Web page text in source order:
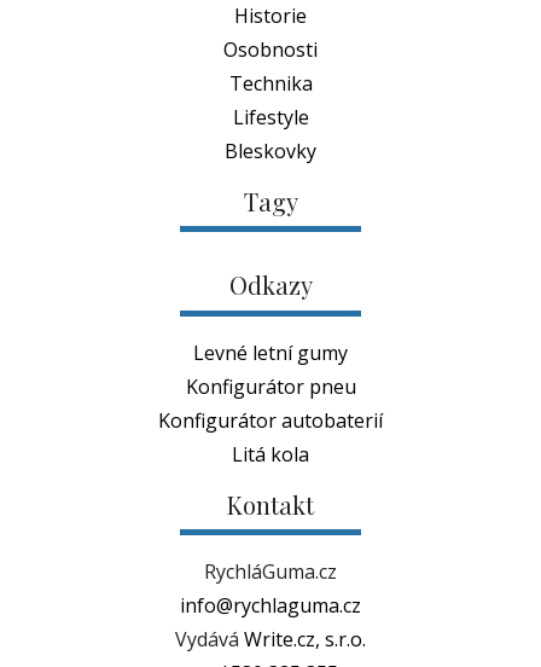
Historie
Osobnosti
Technika
Lifestyle
Bleskovky
Tagy
Odkazy
Levné letní gumy
Konfigurátor pneu
Konfigurátor autobaterií
Litá kola
Kontakt
RychláGuma.cz
info@rychlaguma.cz
Vydává Write.cz, s.r.o.